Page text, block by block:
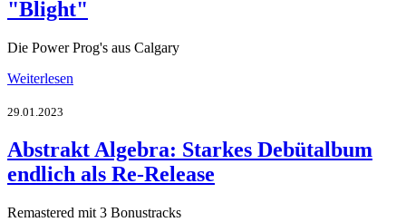
"Blight"
Die Power Prog's aus Calgary
Weiterlesen
29.01.2023
Abstrakt Algebra: Starkes Debütalbum
endlich als Re-Release
Remastered mit 3 Bonustracks